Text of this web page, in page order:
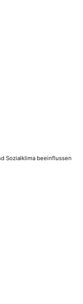
Sozialklima beeinflussen